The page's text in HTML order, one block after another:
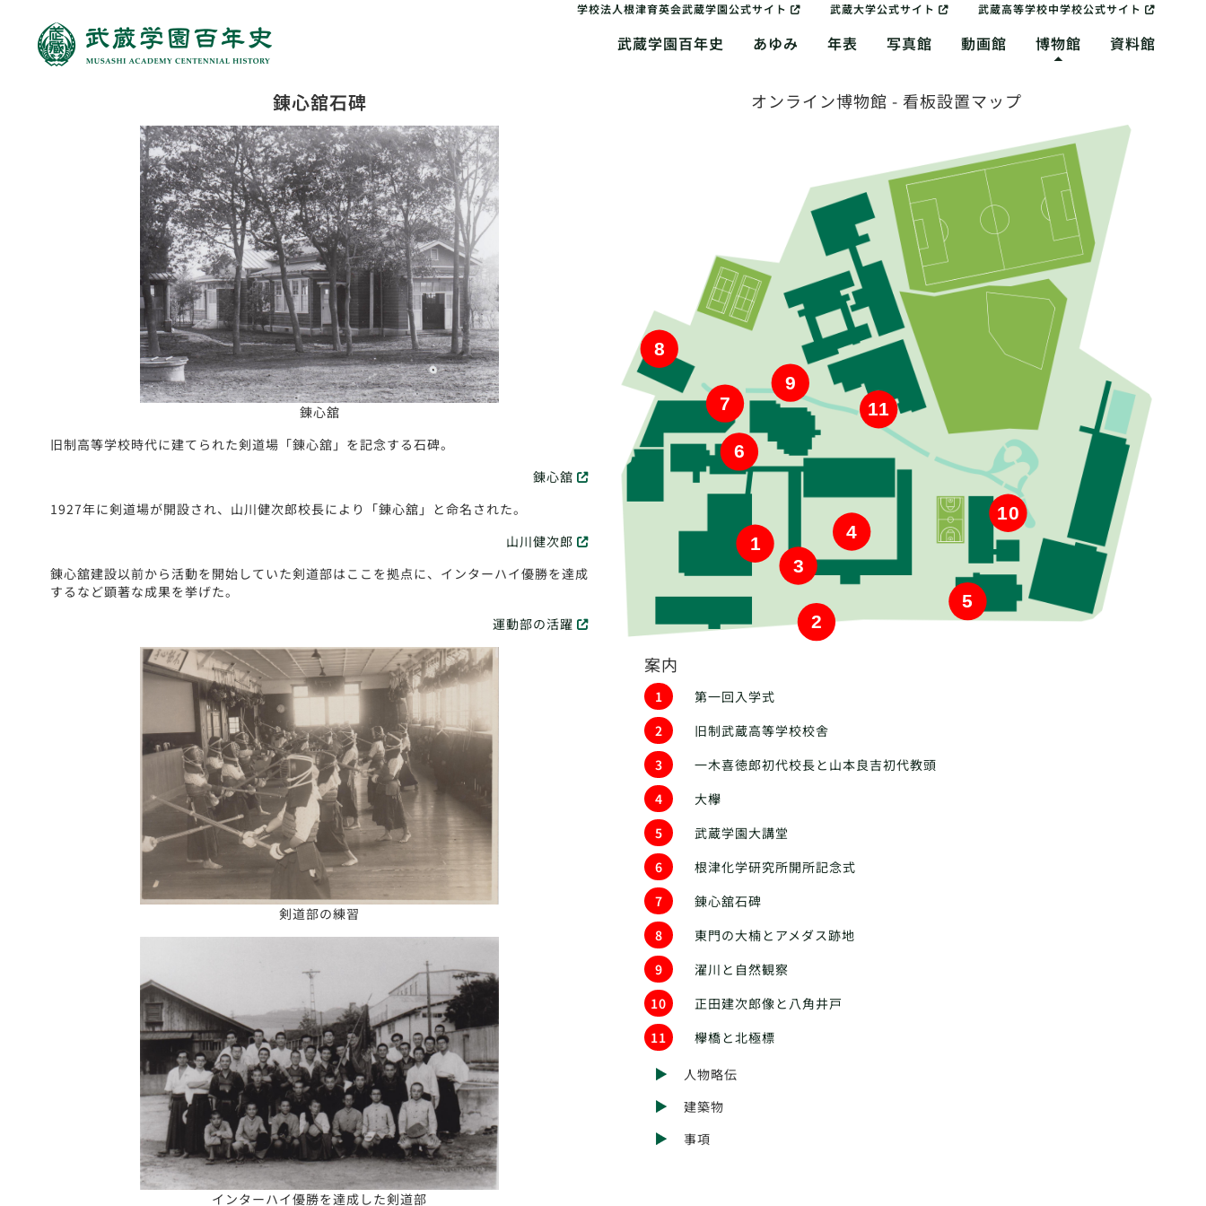
学校法人根津育英会武蔵学園公式サイト 武蔵大学公式サイト 武蔵高等学校中学校公式サイト
武蔵学園百年史 あゆみ 年表 写真館 動画館 博物館 資料館
錬心舘石碑
錬心舘
旧制高等学校時代に建てられた剣道場「錬心舘」を記念する石碑。
錬心舘
1927年に剣道場が開設され、山川健次郎校長により「錬心舘」と命名された。
山川健次郎
錬心舘建設以前から活動を開始していた剣道部はここを拠点に、インターハイ優勝を達成
するなど顕著な成果を挙げた。
運動部の活躍
剣道部の練習
インターハイ優勝を達成した剣道部
オンライン博物館 - 看板設置マップ
1
2
3
4
5
6
7
8
9
10
11
案内
1
第一回入学式
2
旧制武蔵高等学校校舎
3
一木喜徳郎初代校長と山本良吉初代教頭
4
大欅
5
武蔵学園大講堂
6
根津化学研究所開所記念式
7
錬心舘石碑
8
東門の大楠とアメダス跡地
9
濯川と自然観察
10
正田建次郎像と八角井戸
11
欅橋と北極標
人物略伝
建築物
事項